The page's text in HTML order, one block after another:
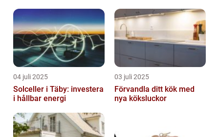
04 juli 2025
Solceller i Täby: investera
i hållbar energi
03 juli 2025
Förvandla ditt kök med
nya köksluckor